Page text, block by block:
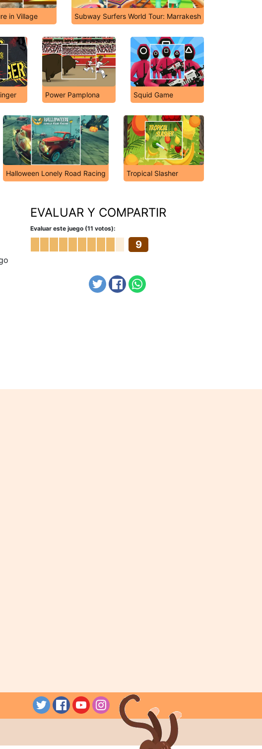
in Village Subway Surfers World Tour: Marrakesh
Power Pamplona Squid Game
Halloween Lonely Road Racing Tropical Slasher
EVALUAR Y COMPARTIR
Evaluar este juego (11 votos):
9